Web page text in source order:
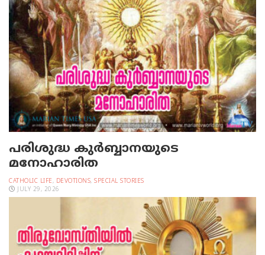
പരിശുദ്ധ കുര്‍ബ്ബാനയുടെ
മനോഹാരിത
CATHOLIC LIFE, DEVOTIONS, SPECIAL STORIES
JULY 29, 2026